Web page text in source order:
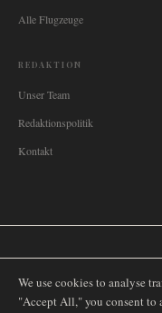
Alle Flugzeuge
REDAKTION
Unser Team
Redaktionspolitik
Kontakt
🇿🇦 South Africa
We use cookies to analyse
"Accept All," you consent to